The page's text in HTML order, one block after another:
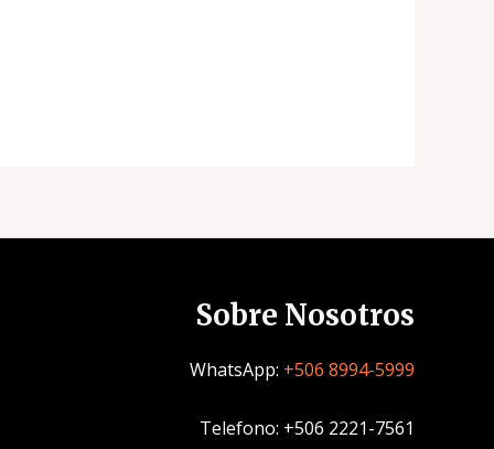
Sobre Nosotros
WhatsApp: +506 8994-5999
Telefono: +506 2221-7561